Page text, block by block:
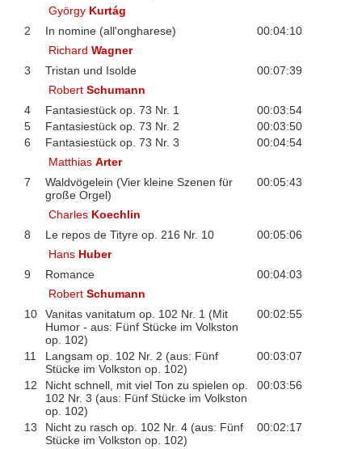
György Kurtág
2
In nomine (all'ongharese)
00:04:10
RichardWagner
3
Tristan und Isolde
00:07:39
RobertSchumann
4
Fantasiestück op. 73 Nr. 1
00:03:54
5
Fantasiestück op. 73 Nr. 2
00:03:50
6
Fantasiestück op. 73 Nr. 3
00:04:54
MatthiasArter
7
Waldvögelein (Vier kleine Szenen für
große Orgel)
00:05:43
Charles Koechlin
8
Le repos de Tityre op. 216 Nr. 10
00:05:06
Hans Huber
9
Romance
00:04:03
RobertSchumann
10
Vanitas vanitatum op. 102 Nr. 1 (Mit
Humor - aus: Fünf Stücke im Volkston
op. 102)
00:02:55
11
Langsam op. 102 Nr. 2 (aus: Fünf
Stücke im Volkston op. 102)
00:03:07
12
Nicht schnell, mit viel Ton zu spielen op.
102 Nr. 3 (aus: Fünf Stücke im Volkston
op. 102)
00:03:56
13
Nicht zu rasch op. 102 Nr. 4 (aus: Fünf
Stücke im Volkston op. 102)
00:02:17